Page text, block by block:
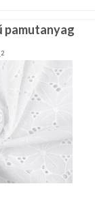
pamutanyag